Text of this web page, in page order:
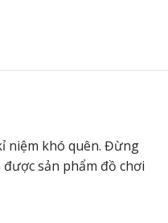
niệm khó quên. Đừng
sản phẩm đồ chơi